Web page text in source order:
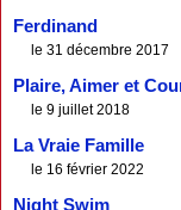
Ferdinand
le 31 décembre 2017
Plaire, Aimer et
le 9 juillet 2018
La Vraie Famille
le 16 février 2022
Night Swim